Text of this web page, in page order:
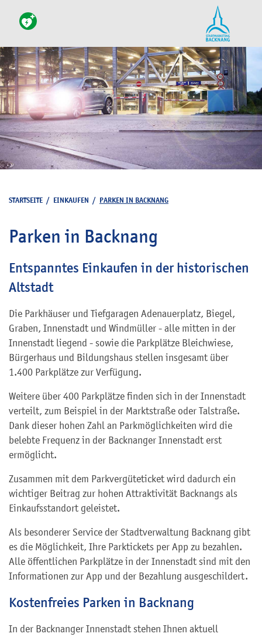
STARTSEITE / EINKAUFEN / PARKEN IN BACKNANG
Parken in Backnang
Entspanntes Einkaufen in der historischen
Altstadt
Die Parkhäuser und Tiefgaragen Adenauerplatz, Biegel,
Graben, Innenstadt und Windmüller - alle mitten in der
Innenstadt liegend - sowie die Parkplätze Bleichwiese,
Bürgerhaus und Bildungshaus stellen insgesamt über
1.400 Parkplätze zur Verfügung.
Weitere über 400 Parkplätze finden sich in der Innenstadt
verteilt, zum Beispiel in der Marktstraße oder Talstraße.
Dank dieser hohen Zahl an Parkmöglichkeiten wird die
belebte Frequenz in der Backnanger Innenstadt erst
ermöglicht.
Zusammen mit dem Parkvergüteticket wird dadurch ein
wichtiger Beitrag zur hohen Attraktivität Backnangs als
Einkaufsstandort geleistet.
Als besonderer Service der Stadtverwaltung Backnang gibt
es die Möglichkeit, Ihre Parktickets per App zu bezahlen.
Alle öffentlichen Parkplätze in der Innenstadt sind mit den
Informationen zur App und der Bezahlung ausgeschildert.
Kostenfreies Parken in Backnang
In der Backnanger Innenstadt stehen Ihnen aktuell